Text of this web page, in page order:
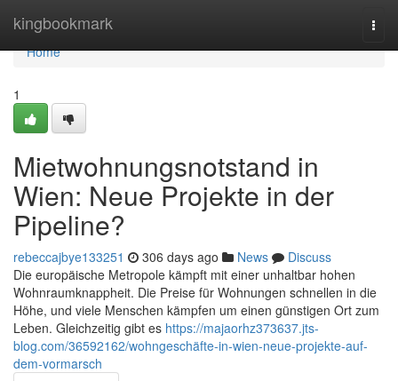
kingbookmark
Home
Home
1
Mietwohnungsnotstand in
Wien: Neue Projekte in der
Pipeline?
rebeccajbye133251 306 days ago News
Discuss
Die europäische Metropole kämpft mit einer unhaltbar hohen
Wohnraumknappheit. Die Preise für Wohnungen schnellen in die
Höhe, und viele Menschen kämpfen um einen günstigen Ort zum
Leben. Gleichzeitig gibt es https://majaorhz373637.jts-
blog.com/36592162/wohngeschäfte-in-wien-neue-projekte-auf-
dem-vormarsch